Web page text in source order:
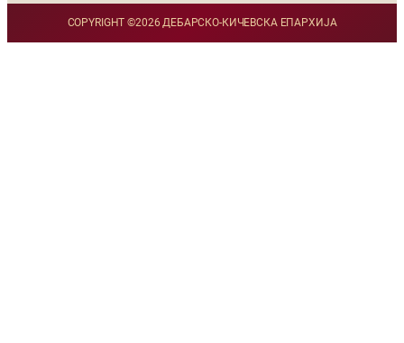
COPYRIGHT ©2026 ДЕБАРСКО-КИЧЕВСКА ЕПАРХИЈА